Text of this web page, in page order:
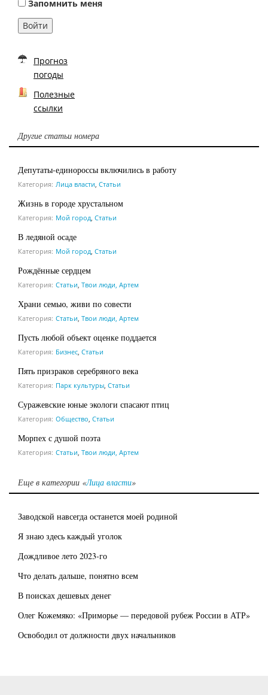
Запомнить меня
Войти
Прогноз
погоды
Полезные
ссылки
Другие статьи номера
Депутаты-единороссы включились в работу
Категория: Лица власти, Статьи
Жизнь в городе хрустальном
Категория: Мой город, Статьи
В ледяной осаде
Категория: Мой город, Статьи
Рождённые сердцем
Категория: Статьи, Твои люди, Артем
Храни семью, живи по совести
Категория: Статьи, Твои люди, Артем
Пусть любой объект оценке поддается
Категория: Бизнес, Статьи
Пять призраков серебряного века
Категория: Парк культуры, Статьи
Суражевские юные экологи спасают птиц
Категория: Общество, Статьи
Морпех с душой поэта
Категория: Статьи, Твои люди, Артем
Еще в категории «Лица власти»
Заводской навсегда останется моей родиной
Я знаю здесь каждый уголок
Дождливое лето 2023-го
Что делать дальше, понятно всем
В поисках дешевых денег
Олег Кожемяко: «Приморье — передовой рубеж России в АТР»
Освободил от должности двух начальников